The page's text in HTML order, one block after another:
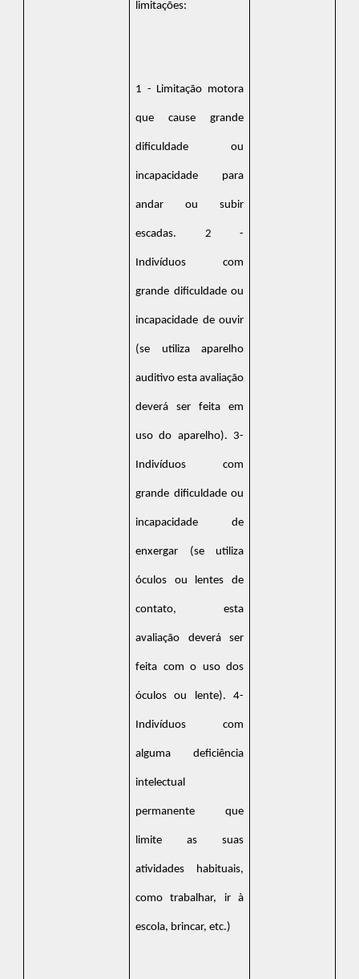
limitações:
1 - Limitação motora
que cause grande
dificuldade ou
incapacidade para
andar ou subir
escadas. 2 -
Indivíduos com
grande dificuldade ou
incapacidade de ouvir
(se utiliza aparelho
auditivo esta avaliação
deverá ser feita em
uso do aparelho). 3-
Indivíduos com
grande dificuldade ou
incapacidade de
enxergar (se utiliza
óculos ou lentes de
contato, esta
avaliação deverá ser
feita com o uso dos
óculos ou lente). 4-
Indivíduos com
alguma deficiência
intelectual
permanente que
limite as suas
atividades habituais,
como trabalhar, ir à
escola, brincar, etc.)